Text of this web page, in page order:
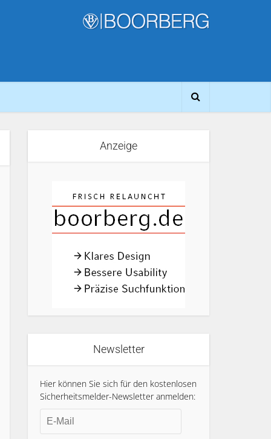
Anzeige
Newsletter
Hier können Sie sich für den kostenlosen
Sicherheitsmelder-Newsletter anmelden: